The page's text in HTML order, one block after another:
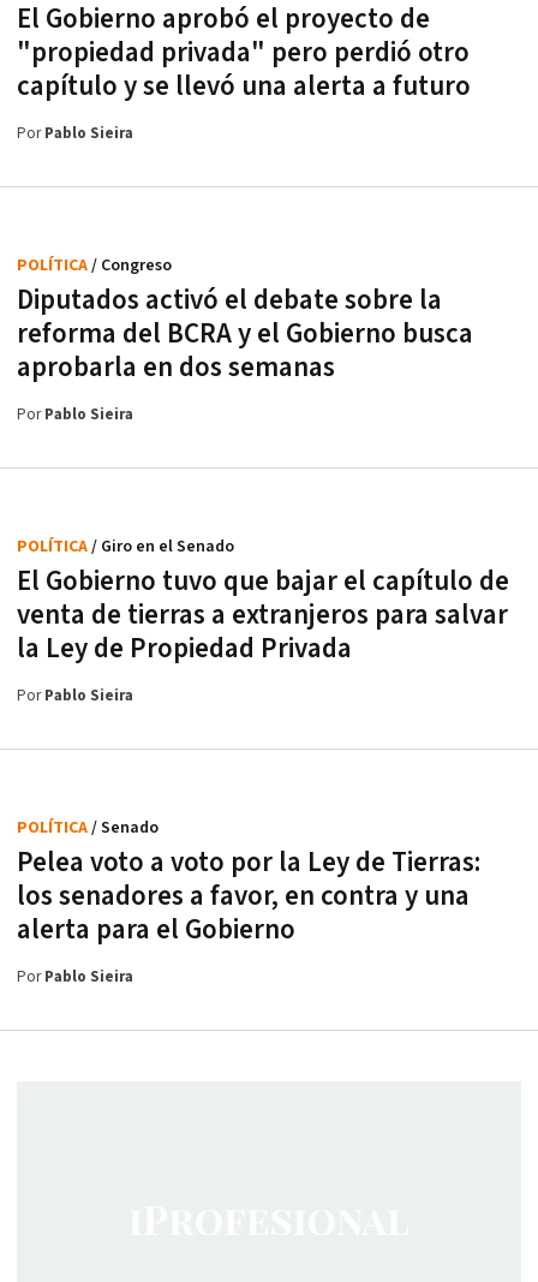
El Gobierno aprobó el proyecto de
"propiedad privada" pero perdió otro
capítulo y se llevó una alerta a futuro
PorPablo Sieira
Diputados activó el debate sobre la
reforma del BCRA y el Gobierno busca
aprobarla en dos semanas
POLÍTICA/ Congreso
PorPablo Sieira
El Gobierno tuvo que bajar el capítulo de
venta de tierras a extranjeros para salvar
la Ley de Propiedad Privada
POLÍTICA/ Giro en el Senado
PorPablo Sieira
Pelea voto a voto por la Ley de Tierras:
los senadores a favor, en contra y una
alerta para el Gobierno
POLÍTICA/ Senado
PorPablo Sieira